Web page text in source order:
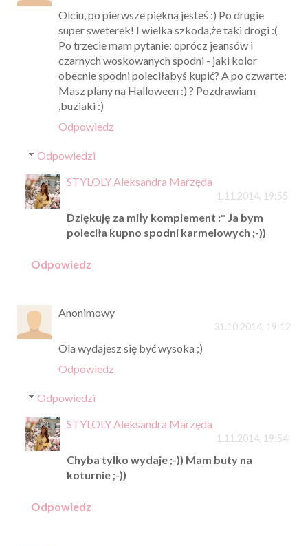
Olciu, po pierwsze piękna jesteś :) Po drugie
super sweterek! I wielka szkoda,że taki drogi :(
Po trzecie mam pytanie: oprócz jeansów i
czarnych woskowanych spodni - jaki kolor
obecnie spodni poleciłabyś kupić? A po czwarte:
Masz plany na Halloween :) ? Pozdrawiam
,buziaki :)
Odpowiedz
Odpowiedzi
STYLOLY Aleksandra Marzęda
1.11.2014, 19:55
Dziękuję za miły komplement :* Ja bym
poleciła kupno spodni karmelowych ;-))
Odpowiedz
Anonimowy
31.10.2014, 19:12
Ola wydajesz się być wysoka ;)
Odpowiedz
Odpowiedzi
STYLOLY Aleksandra Marzęda
1.11.2014, 19:54
Chyba tylko wydaje ;-)) Mam buty na
koturnie ;-))
Odpowiedz